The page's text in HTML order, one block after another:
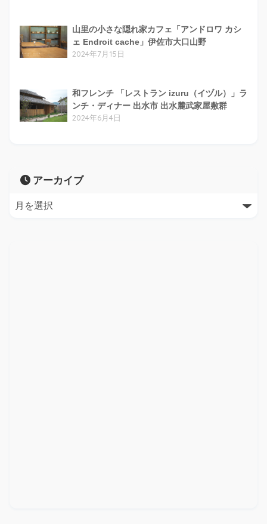
山里の小さな隠れ家カフェ「アンドロワ カシ
ェ Endroit cache」伊佐市大口山野
2024年7月15日
和フレンチ 「レストラン izuru（イヅル）」ラ
ンチ・ディナー 出水市 出水麓武家屋敷群
2024年6月4日
アーカイブ